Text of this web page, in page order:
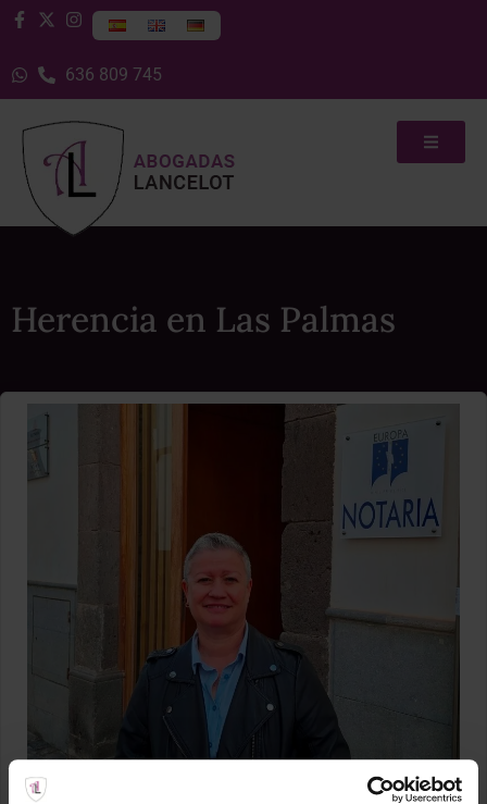
636 809 745
Herencia en Las Palmas